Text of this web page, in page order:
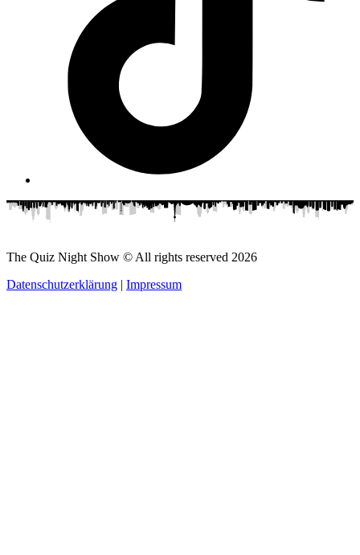
The Quiz Night Show © All rights reserved 2026
Datenschutzerklärung | Impressum